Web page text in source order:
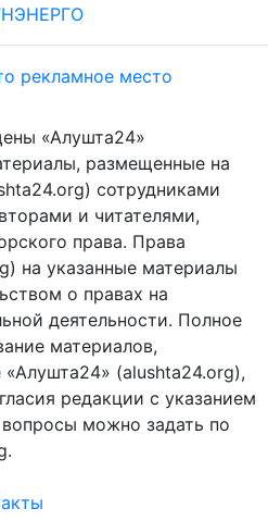
рекламное место
«Алушта24»
размещенные на
сотрудниками
и читателями,
права. Права
на указанные материалы
о правах на
деятельности. Полное
материалов,
(alushta24.org),
редакции с указанием
можно задать по